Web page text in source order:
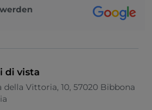
di vista
della Vittoria, 10, 57020 Bibbona